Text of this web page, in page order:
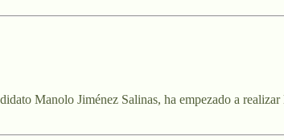
Manolo Jiménez Salinas, ha empezado a